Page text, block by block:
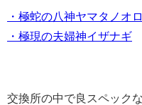
・極蛇の八神ヤマタノオ
・極現の夫婦神イザナギ
交換所の中で良スペック